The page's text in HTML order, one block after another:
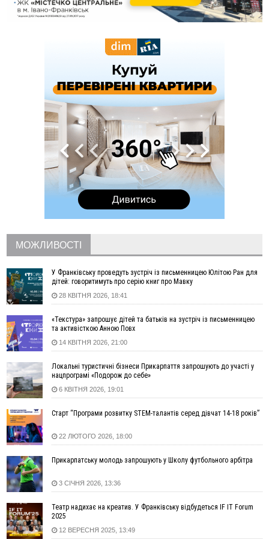
на аорті
У Богородчанах на "зебрі" водій Audi наїхав на
хлопчика з велосипедом
Загальна площа всіх книгарень України - трохи більше ніж 6
футбольних полів
На "зебрі" у Франківську два мотоциклісти збили жінку
Прикарпаття серед лідерів за будівництвом новобудов і
рекордсмен за зростанням цін на житло
Де безпечно купатися на Прикарпатті?
У Франківську дружина загиблого воїна створила
організацію «КОД 7'Я», аби підтримувати військових та їхні
У Коломиї на одній з вулиць встановлять комплекс
автоматичної фіксації швидкості
15:00
На Закарпатті викрили масштабну схему незаконного
виключення військовозобов’язаних з обліку
14:31
«Багато питань буде знято». На громадських слуханнях в
Яремче обговорили, як вирішити питання джипінгу в
Карпатах
13:30
ФОТО На Надрічній тривають останні приготування до
нового руху
12:57
У Франківську зафіксували найбільшу спеку за всю історію
спостережень
12:24
Лікування наркоманії Київ: чому важливо розпочати
терапію якомога раніше
тисяч гривень у валюті, засудили до 5 років
11:50
Податкова передасть в Міноборони для "Оберегу" дані про
чоловіків 18–60 років
11:20
Водійка, яку на Сухомлинського побив інший керманич,
відмовилася від обвинувачення — справу закрили
10:45
У Франківську, Коломиї, Долині та Яремче 6 серпня
10:02
Змушував надсилати інтимні фото: на Прикарпатті
затримали підозрюваного у розбещенні малолітньої
МОЖЛИВОСТІ
У Франківську проведуть зустріч із письменницею Юлітою Ран для
дітей: говоритимуть про серію книг про Мавку
28 КВІТНЯ 2026, 18:41
«Текстура» запрошує дітей та батьків на зустріч із письменницею
та активісткою Анною Повх
14 КВІТНЯ 2026, 21:00
Локальні туристичні бізнеси Прикарпаття запрошують до участі у
нацпрограмі «Подорож до себе»
6 КВІТНЯ 2026, 19:01
Старт “Програми розвитку STEM-талантів серед дівчат 14-18 років”
22 ЛЮТОГО 2026, 18:00
Прикарпатську молодь запрошують у Школу футбольного арбітра
3 СІЧНЯ 2026, 13:36
Театр надихає на креатив. У Франківську відбудеться IF IT Forum
2025
12 ВЕРЕСНЯ 2025, 13:49